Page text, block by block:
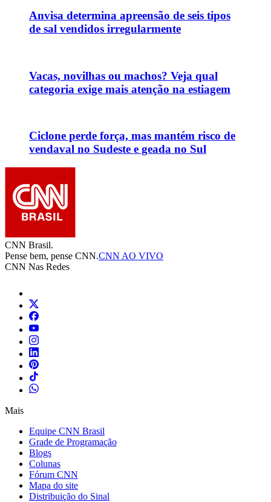
Anvisa determina apreensão de seis tipos
de sal vendidos irregularmente
Vacas, novilhas ou machos? Veja qual
categoria exige mais atenção na estiagem
Ciclone perde força, mas mantém risco de
vendaval no Sudeste e geada no Sul
CNN Brasil.
Pense bem, pense CNN.CNN AO VIVO
CNN Nas Redes
Mais
Equipe CNN Brasil
Grade de Programação
Blogs
Colunas
Fórum CNN
Mapa do site
Distribuição do Sinal